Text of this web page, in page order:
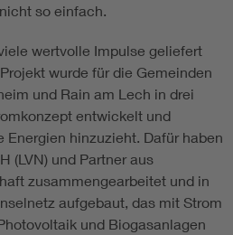
so einfach.
wertvolle Impulse geliefert
wurde für die Gemeinden
und Rain am Lech in drei
entwickelt und
Energien hinzuzieht. Dafür haben
(LVN) und Partner aus
zusammengearbeitet und in
aufgebaut, das mit Strom
und Biogasanlagen